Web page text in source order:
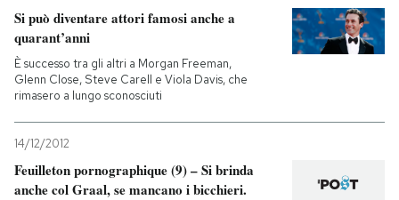
Si può diventare attori famosi anche a
quarant’anni
È successo tra gli altri a Morgan Freeman,
Glenn Close, Steve Carell e Viola Davis, che
rimasero a lungo sconosciuti
14/12/2012
Feuilleton pornographique (9) – Si brinda
anche col Graal, se mancano i bicchieri.